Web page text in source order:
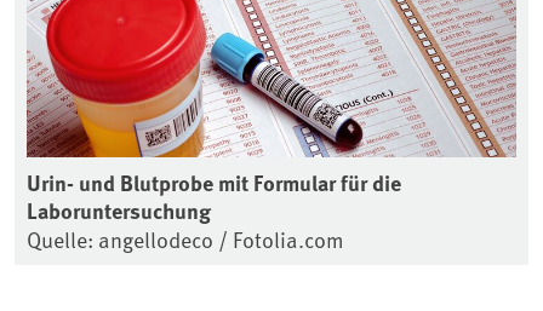
Urin- und Blutprobe mit Formular für die
Laboruntersuchung
Quelle: angellodeco / Fotolia.com